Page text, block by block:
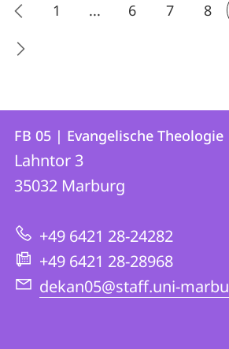
1 ... 6 7 8
Kontakt
und
Informationen
zur
Website
Kontaktinformationen
FB
05
|
Evangelische
Theologie
FB 05 | Evangelische Theologie
Lahntor 3
35032 Marburg
+49 6421 28-24282
+49 6421 28-28968
dekan05@staff.uni-